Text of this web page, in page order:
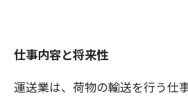
仕事内容と将来性
運送業は、荷物の輸送を行う仕